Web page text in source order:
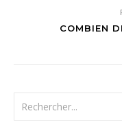
COMBIEN